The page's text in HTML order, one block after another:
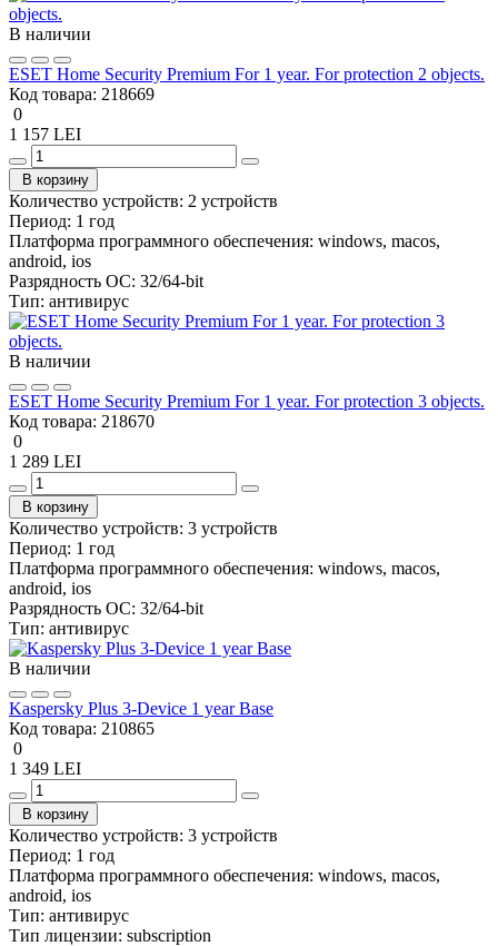
В наличии
ESET Home Security Premium For 1 year. For protection 2 objects.
Код товара: 218669
0
1 157 LEI
В корзину
Количество устройств: 2 устройств
Период: 1 год
Платформа программного обеспечения: windows, macos,
android, ios
Разрядность ОС: 32/64-bit
Тип: антивирус
В наличии
ESET Home Security Premium For 1 year. For protection 3 objects.
Код товара: 218670
0
1 289 LEI
В корзину
Количество устройств: 3 устройств
Период: 1 год
Платформа программного обеспечения: windows, macos,
android, ios
Разрядность ОС: 32/64-bit
Тип: антивирус
В наличии
Kaspersky Plus 3-Device 1 year Base
Код товара: 210865
0
1 349 LEI
В корзину
Количество устройств: 3 устройств
Период: 1 год
Платформа программного обеспечения: windows, macos,
android, ios
Тип: антивирус
Тип лицензии: subscription